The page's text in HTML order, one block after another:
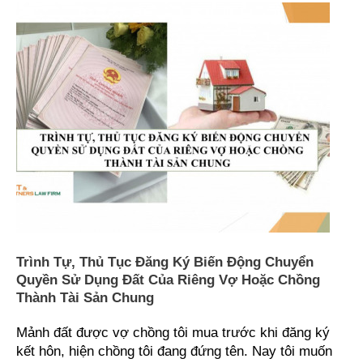
Trình Tự, Thủ Tục Đăng Ký Biến Động Chuyển
Quyền Sử Dụng Đất Của Riêng Vợ Hoặc Chồng
Thành Tài Sản Chung
Mảnh đất được vợ chồng tôi mua trước khi đăng ký
kết hôn, hiện chồng tôi đang đứng tên. Nay tôi muốn
tự,
thủ
tục
đăng
ký
biến
động
chuyển
sử
của
riêng
vợ
chồng
thành